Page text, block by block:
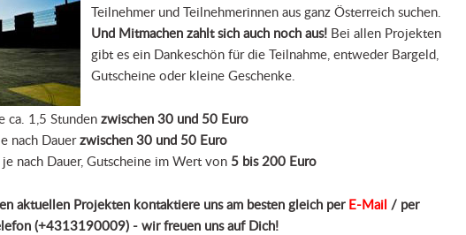
Teilnehmer und Teilnehmerinnen aus ganz Österreich suchen.
Und Mitmachen zahlt sich auch noch aus! Bei allen Projekten
gibt es ein Dankeschön für die Teilnahme, entweder Bargeld,
Gutscheine oder kleine Geschenke.
ca. 1,5 Stunden zwischen 30 und 50 Euro
nach Dauerzwischen 30 und 50 Euro
je nach Dauer, Gutscheine im Wert von 5 bis 200 Euro
aktuellen Projekten kontaktiere uns am besten gleich per E-Mail / per
(+4313190009) - wir freuen uns auf Dich!